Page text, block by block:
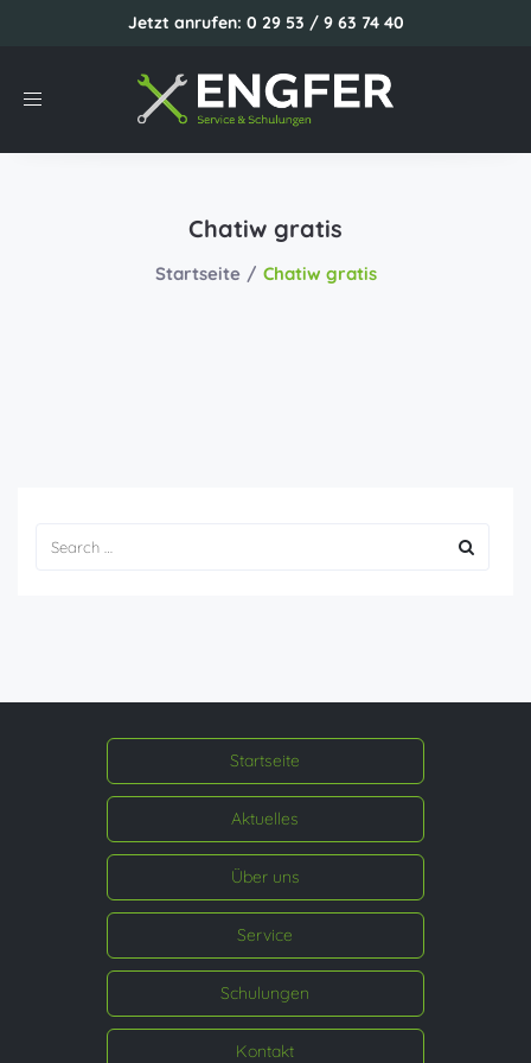
Jetzt anrufen: 0 29 53 / 9 63 74 40
Toggle
Chatiw gratis
Startseite Chatiw gratis
Startseite
Aktuelles
Über uns
Service
Schulungen
Kontakt